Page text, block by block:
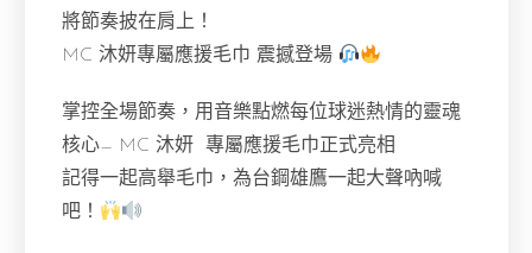
將節奏披在肩上！
MC 沐妍專屬應援毛巾 震撼登場
掌控全場節奏，用音樂點燃每位球迷熱情的靈魂
核心— MC 沐妍 專屬應援毛巾正式亮相
記得一起高舉毛巾，為台鋼雄鷹一起大聲吶喊
吧！